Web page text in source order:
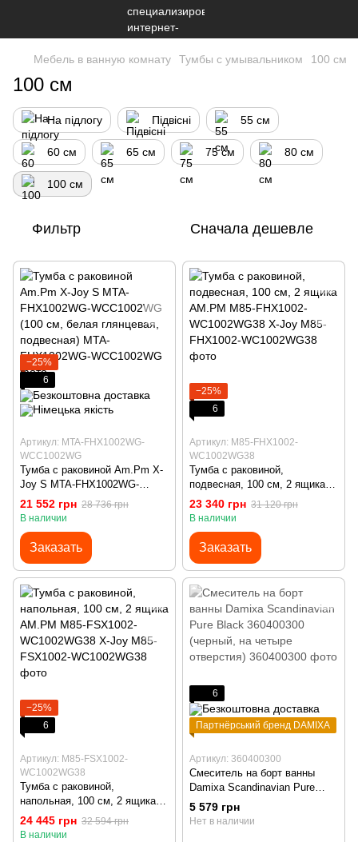
Мебель в ванную комнату Тумбы с умывальником 100 см
100 см
На підлогу Підвісні 55 см
60 см 65 см 75 см 80 см
100 см
Фильтр Сначала дешевле
−25%
6
Артикул: MTA-FHX1002WG-
WCC1002WG
Тумба с раковиной Am.Pm X-
Joy S MTA-FHX1002WG-
WCC1002WG (100 см, белая
глянцевая, подвесная)
21 552 грн 28 736 грн
В наличии
Заказать
−25%
6
Артикул: M85-FHX1002-
WC1002WG38
Тумба с раковиной,
подвесная, 100 см, 2 ящика
AM.PM M85-FHX1002-
WC1002WG38 X-Joy
23 340 грн 31 120 грн
В наличии
Заказать
−25%
6
Артикул: M85-FSX1002-
WC1002WG38
Тумба с раковиной,
напольная, 100 см, 2 ящика
AM.PM M85-FSX1002-
WC1002WG38 X-Joy
24 445 грн 32 594 грн
В наличии
6
Партнёрський бренд DAMIXA
Артикул: 360400300
Смеситель на борт ванны
Damixa Scandinavian Pure
Black 360400300 (черный, на
четыре отверстия)
5 579 грн
Нет в наличии